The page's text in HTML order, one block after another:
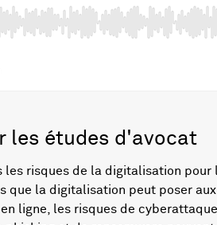
les études d'avocat
risques de la digitalisation pour
la digitalisation peut poser
ligne, les risques de